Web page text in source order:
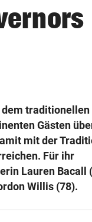
dem traditionellen
Gästen
mit der
Für ihr
Lauren Bacall
Willis (78).